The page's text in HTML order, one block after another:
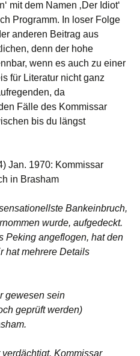
mit dem Namen ‚Der Idiot‘
Programm. In loser Folge
anderen Beitrag aus
denn der hohe
wenn es auch zu einer
für Literatur nicht ganz
da
Fälle des Kommissar
bis du längst
Jan. 1970: Kommissar
in Brasham
Bankeinbruch,
wurde, aufgedeckt.
Peking angeflogen, hat den
hat mehrere Details
gewesen sein
geprüft werden)
Kommissar